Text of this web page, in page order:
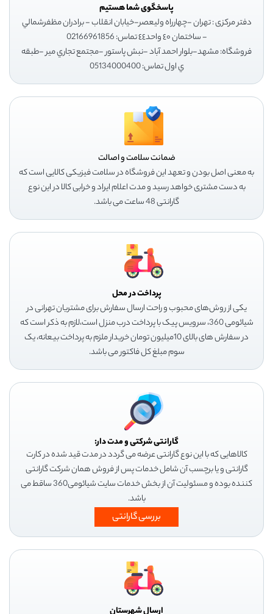
پاسخگوی شما هستیم
دفتر مرکزی : تهران -چهارراه وليعصر-خيابان انقلاب - برادران مظفرشمالي
- ساختمان ٤٠ واحد٤٤ تماس: 02166961856
فروشگاه: مشهد-بلوار احمد آباد -نبش پاستور -مجتمع تجاري مير -طبقه
ي اول تماس: 05134000400
ضمانت سلامت و اصالت
به معنی اصل بودن و تعهد این فروشگاه در سلامت فیزیکی کالایی است که
به دست مشتری خواهد رسید و مدت اعلام ایراد و خرابی کالا در این نوع
گارانتی 48 ساعت می باشد.
پرداخت در محل
یکی از روش‌های محبوب و راحت ارسال سفارش برای مشتریان تهرانی در
شیائومی 360، سرویس پیک با پرداخت درب منزل است،لازم به ذکر است که
در سفارش های بالای 10میلیون تومان خریدار ملزم به پرداخت بیعانه، یک
سوم مبلغ کل فاکتور می باشد.
گارانتی شرکتی و مدت دار:
کالاهایی که با این نوع گارانتی عرضه می گردد در مدت قید شده در کارت
گارانتی و یا برچسب آن شامل خدمات پس از فروش همان شرکت گارانتی
کننده بوده و مسئولیت آن از بخش خدمات سایت شیائومی360 ساقط می
باشد.
بررسی گارانتی
ارسال شهرستان